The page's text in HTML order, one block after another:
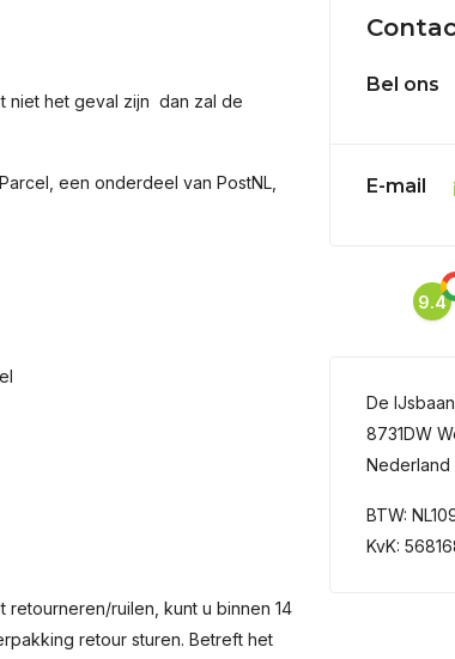
niet het geval zijn dan zal de
een onderdeel van PostNL,
ruilen, kunt u binnen 14
retour sturen. Betreft het
Bel ons
E-mail
9.4
De
8731DW
Nederland
BTW:
KvK: